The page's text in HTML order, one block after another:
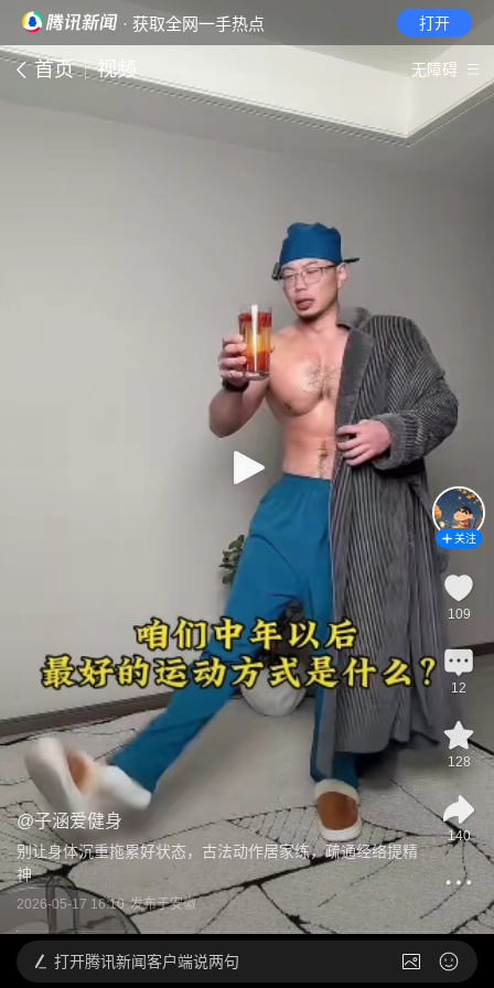
· 获取全网一手热点 打开
首页 视频 无障碍
@子涵爱健身
别让身体沉重拖累好状态，古法动作居家练，疏通经络提精
神
2026-05-17 16:10 发布于安徽
关注
109
12
128
140
打开腾讯新闻客户端说两句